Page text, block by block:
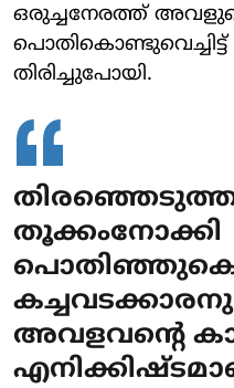
ഒരുച്ചനേരത്ത്
തിരിച്ചുപോയി.
തൂക്കംനോക്കി
അവളവന്റെ